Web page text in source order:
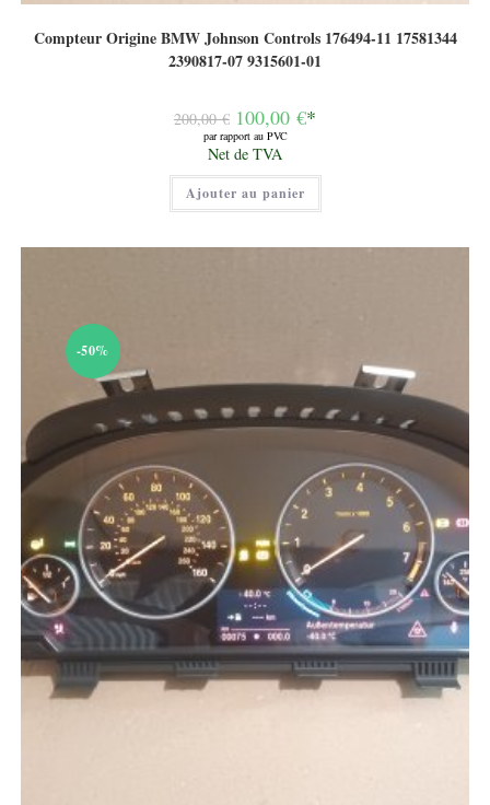
Compteur Origine BMW Johnson Controls 176494-11 17581344
2390817-07 9315601-01
200,00€ Le
prix
initial
était :
200,00 €.
100,00 €*
par rapport au PVC
Le
prix
actuel
est :
100,00 €.
Net de TVA
Ajouter au panier
-50%